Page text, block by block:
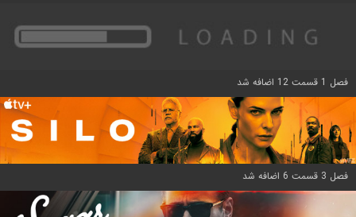
فصل 1 قسمت 12 اضافه شد
فصل 3 قسمت 6 اضافه شد